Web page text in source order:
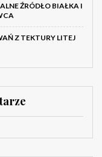
ŹRÓDŁO BIAŁKA I
Z TEKTURY LITEJ